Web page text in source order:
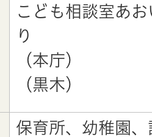
こども相談室あお
り
（本庁）
（黒木）
保育所、幼稚園、